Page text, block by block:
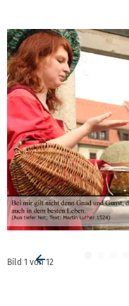
Bild 1 von12